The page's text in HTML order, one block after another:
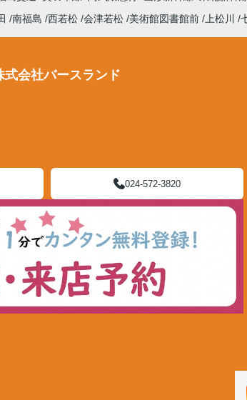
南福島 西若松 会津若松 美術館図書館前 上松川
会社バースランド
024-572-3820